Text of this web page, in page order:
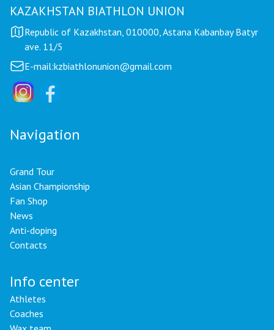
KAZAKHSTAN BIATHLON UNION
Republic of Kazakhstan, 010000, Astana Kabanbay Batyr
ave. 11/5
E-mail:kzbiathlonunion@gmail.com
Navigation
Grand Tour
Asian Championship
Fan Shop
News
Anti-doping
Contacts
Info center
Athletes
Coaches